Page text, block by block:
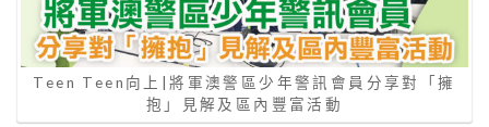
Teen Teen向上|將軍澳警區少年警訊會員分享對「擁
抱」見解及區內豐富活動